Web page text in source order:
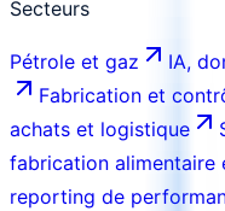
Secteurs
Pétrole et gaz
IA,
Fabrication et
achats et logistique
fabrication alimentaire
reporting de